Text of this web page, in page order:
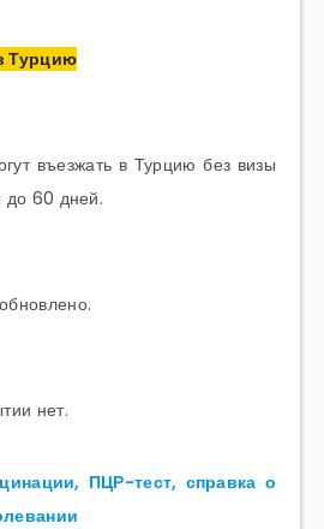
Турцию
въезжать в Турцию без визы
до 60 дней.
нет.
ПЦР-тест, справка о